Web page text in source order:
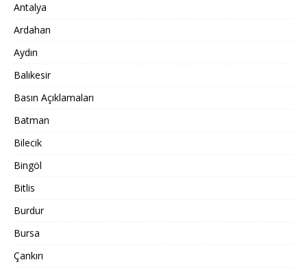
Antalya
Ardahan
Aydın
Balıkesir
Basın Açıklamaları
Batman
Bilecik
Bingöl
Bitlis
Burdur
Bursa
Çankırı